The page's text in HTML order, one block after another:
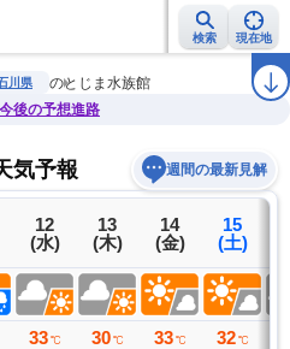
検索 現在地
情報 警報・注意報 ラ
川県
のとじま水族館
後の予想進路
気予報 週間の最新見解
12
(水)
33 ℃
13
(木)
30 ℃
14
(金)
33 ℃
15
(土)
32 ℃